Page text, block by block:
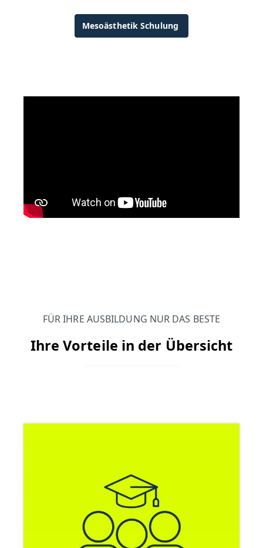
Mesoästhetik Schulung
FÜR IHRE AUSBILDUNG NUR DAS BESTE
Ihre Vorteile in der Übersicht